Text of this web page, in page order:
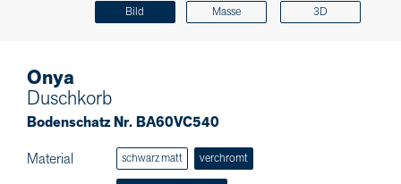
Bild Masse 3D
Onya
Duschkorb
Bodenschatz Nr. BA60VC540
Material
schwarz matt verchromt